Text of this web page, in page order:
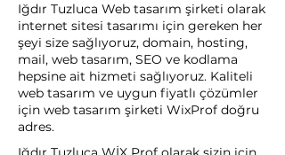
Iğdır Tuzluca Web tasarım şirketi olarak
internet sitesi tasarımı için gereken her
şeyi size sağlıyoruz, domain, hosting,
mail, web tasarım, SEO ve kodlama
hepsine ait hizmeti sağlıyoruz. Kaliteli
web tasarım ve uygun fiyatlı çözümler
için web tasarım şirketi WixProf doğru
adres.